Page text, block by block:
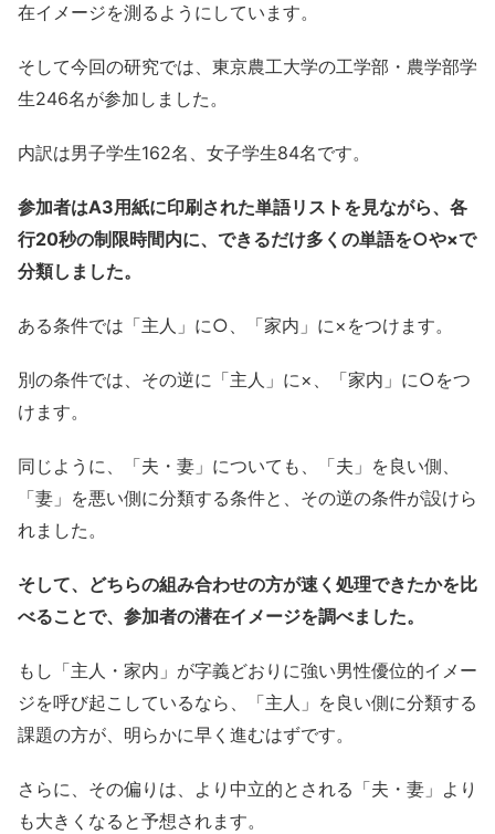
在イメージを測るようにしています。
そして今回の研究では、東京農工大学の工学部・農学部学
生246名が参加しました。
内訳は男子学生162名、女子学生84名です。
参加者はA3用紙に印刷された単語リストを見ながら、各
行20秒の制限時間内に、できるだけ多くの単語を○や×で
分類しました。
ある条件では「主人」に○、「家内」に×をつけます。
別の条件では、その逆に「主人」に×、「家内」に○をつ
けます。
同じように、「夫・妻」についても、「夫」を良い側、
「妻」を悪い側に分類する条件と、その逆の条件が設けら
れました。
そして、どちらの組み合わせの方が速く処理できたかを比
べることで、参加者の潜在イメージを調べました。
もし「主人・家内」が字義どおりに強い男性優位的イメー
ジを呼び起こしているなら、「主人」を良い側に分類する
課題の方が、明らかに早く進むはずです。
さらに、その偏りは、より中立的とされる「夫・妻」より
も大きくなると予想されます。